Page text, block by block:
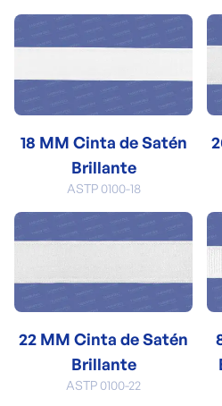
18 MM Cinta de Satén
Brillante
ASTP 0100-18
22 MM Cinta de Satén
Brillante
ASTP 0100-22